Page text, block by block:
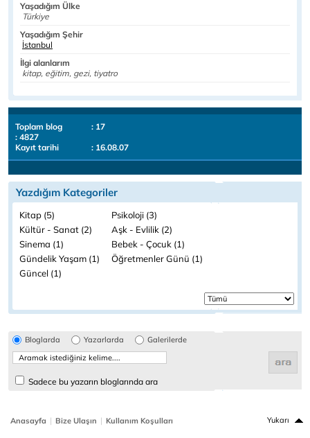
Yaşadığım Ülke
Türkiye
Yaşadığım Şehir
İstanbul
İlgi alanlarım
kitap, eğitim, gezi, tiyatro
Toplam blog
: 17
: 4827
Kayıt tarihi
: 16.08.07
Yazdığım Kategoriler
Kitap (5)
Psikoloji (3)
Kültür - Sanat (2)
Aşk - Evlilik (2)
Sinema (1)
Bebek - Çocuk (1)
Gündelik Yaşam (1)
Öğretmenler Günü (1)
Güncel (1)
Bloglarda Yazarlarda Galerilerde
Sadece bu yazarın bloglarında ara
Anasayfa | Bize Ulaşın | Kullanım Koşulları Yukarı